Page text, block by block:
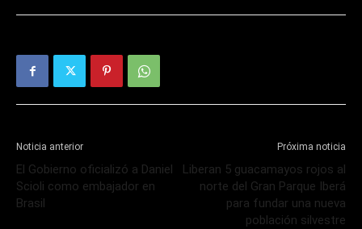
Noticia anterior
El Gobierno oficializó a Daniel
Scioli como embajador en
Brasil
Próxima noticia
Liberan 5 guacamayos rojos al
norte del Gran Parque Iberá
para fundar una nueva
población silvestre